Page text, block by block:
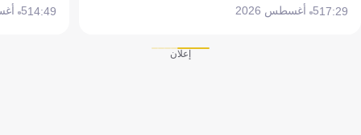
17:295 أغسطس 2026 14:495 أغسطس 2026
إعلان